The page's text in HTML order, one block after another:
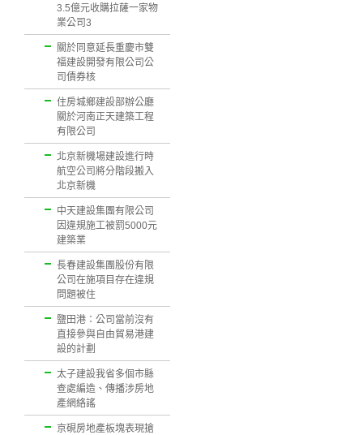
3.5億元收購拉薩一家物
業公司3
關於同意延長重慶市雙
福建設開發有限公司公
司債券核
住房城鄉建設部辦公廳
關於河南正天建築工程
有限公司
北京新機場建設進行時
航空公司將分階段搬入
北京新機
中天建設集團有限公司
因違規施工被罰5000元
建築業
長春建設集團股份有限
公司在施項目存在違規
問題被住
鹽田港：公司當前沒有
直接參與自由貿易港建
設的計劃
太子建設我省多個市縣
查處編造、傳播涉房地
產網絡謠
京硯房地產板塊表現搶